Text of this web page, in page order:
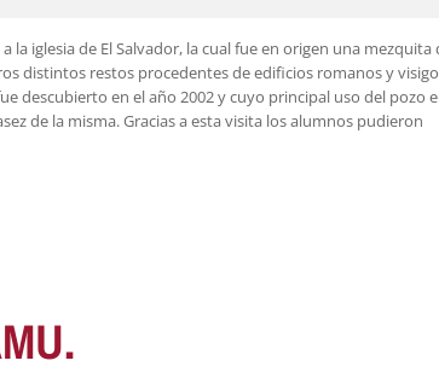
iglesia de El Salvador, la cual fue en origen una mezquita
distintos restos procedentes de edificios romanos y
descubierto en el año 2002 y cuyo principal uso del pozo
de la misma. Gracias a esta visita los alumnos pudieron